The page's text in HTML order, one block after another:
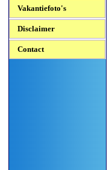
Vakantiefoto's
Disclaimer
Contact